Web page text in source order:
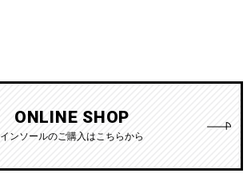
ONLINE SHOP
インソールのご購入はこちらから